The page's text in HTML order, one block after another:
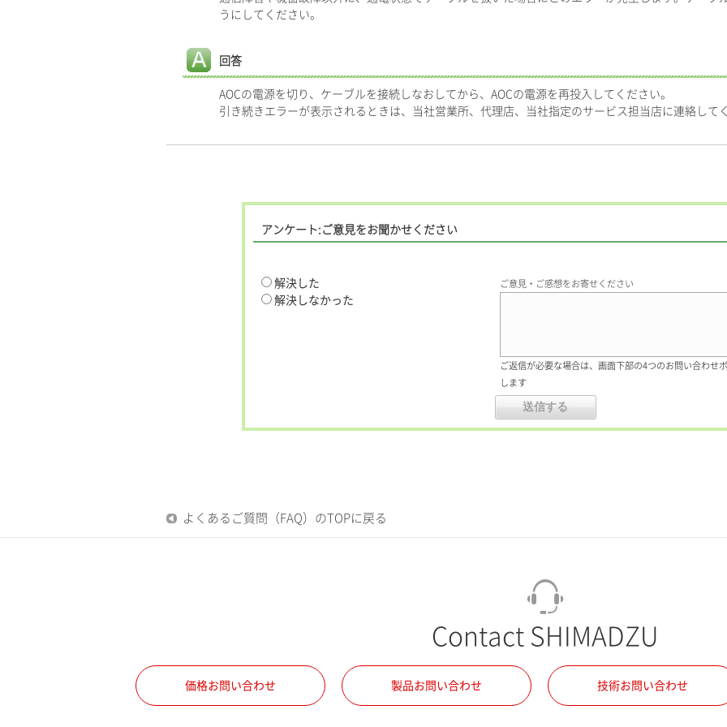
うにしてください。
回答
AOCの電源を切り、ケーブルを接続しなおしてから、AOCの電源を再投入してください。
引き続きエラーが表示されるときは、当社営業所、代理店、当社指定のサービス担当店に連絡して
アンケート:ご意見をお聞かせください
解決した
解決しなかった
ご意見・ご感想をお寄せください
ご返信が必要な場合は、画面下部の4つのお問い合わせ
します
よくあるご質問（FAQ）のTOPに戻る
Contact SHIMADZU
価格お問い合わせ 製品お問い合わせ 技術お問い合わせ